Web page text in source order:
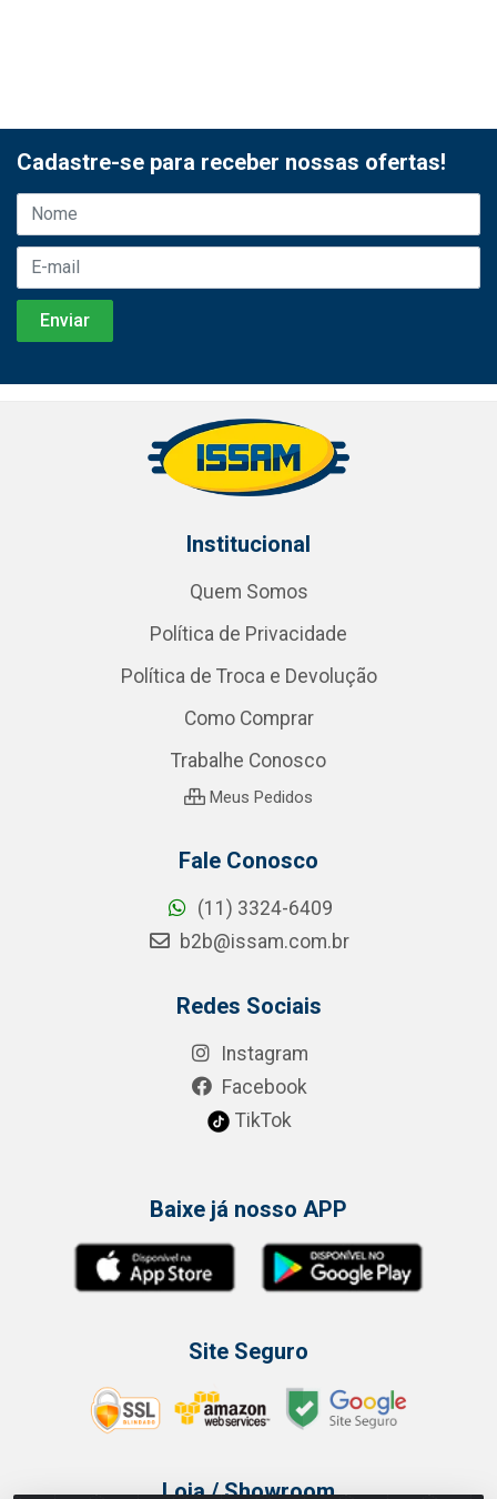
Cadastre-se para receber nossas ofertas!
Institucional
Quem Somos
Política de Privacidade
Política de Troca e Devolução
Como Comprar
Trabalhe Conosco
Meus Pedidos
Fale Conosco
(11) 3324-6409
b2b@issam.com.br
Redes Sociais
Instagram
Facebook
TikTok
Baixe já nosso APP
Site Seguro
Loja / Showroom